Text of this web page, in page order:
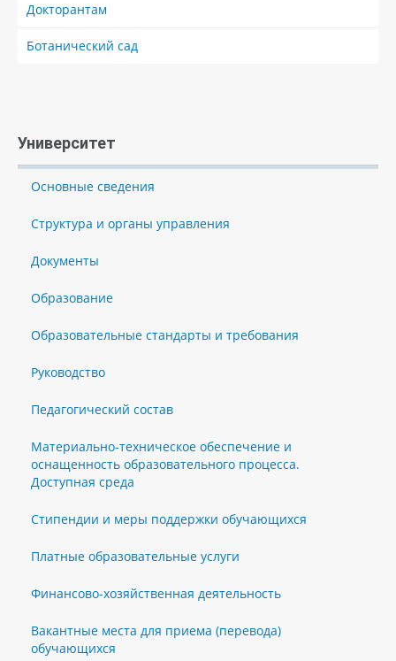
Докторантам
Ботанический сад
Университет
Основные сведения
Структура и органы управления
Документы
Образование
Образовательные стандарты и требования
Руководство
Педагогический состав
Материально-техническое обеспечение и
оснащенность образовательного процесса.
Доступная среда
Стипендии и меры поддержки обучающихся
Платные образовательные услуги
Финансово-хозяйственная деятельность
Вакантные места для приема (перевода)
обучающихся